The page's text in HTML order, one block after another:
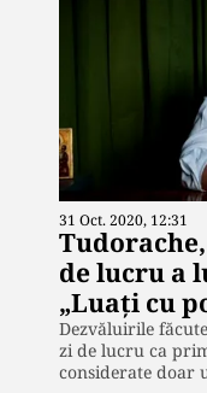
31 Oct. 2020, 12:31
de lucru a
„Luați cu
Dezvăluirile
zi de lucru ca
considerate doar